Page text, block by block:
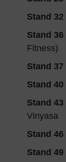
Stand 32
Stand 36
Fitness)
Stand 37
Stand 40
Stand 43
Vinyasa
Stand 46
Stand 49